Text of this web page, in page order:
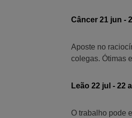
Câncer 21 jun -
Aposte no
colegas. Ótimas
Leão 22 jul - 22
O trabalho pode